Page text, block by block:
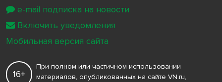
16+
При полном или частичном использовании
материалов, опубликованных на сайте VN.ru,
e-mail подписка на новости
Включить уведомления
Мобильная версия сайта